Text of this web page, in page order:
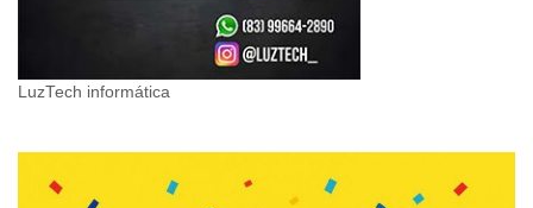
LuzTech informática